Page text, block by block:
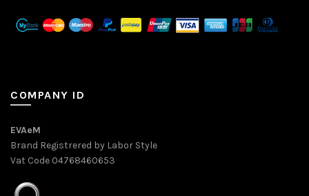
COMPANY ID
EVAeM
Brand Registrered by Labor Style
Vat Code 04768460653